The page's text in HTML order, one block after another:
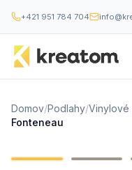
+421 951 784 704
Domov/Podlahy/Vinylové
Fonteneau